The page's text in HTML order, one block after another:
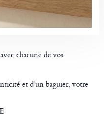
chacune de vos
et d’un baguier, votre